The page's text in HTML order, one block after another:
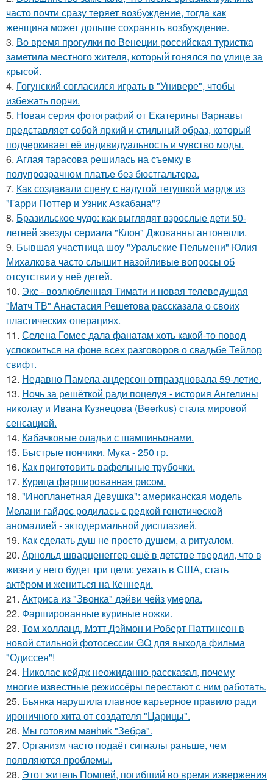
часто почти сразу теряет возбуждение, тогда как
женщина может дольше сохранять возбуждение.
3. Во время прогулки по Венеции российская туристка
заметила местного жителя, который гонялся по улице за
крысой.
4. Гогунский согласился играть в "Универе", чтобы
избежать порчи.
5. Новая серия фотографий от Екатерины Варнавы
представляет собой яркий и стильный образ, который
подчеркивает её индивидуальность и чувство моды.
6. Аглая тарасова решилась на съемку в
полупрозрачном платье без бюстгальтера.
7. Как создавали сцену с надутой тетушкой мардж из
"Гарри Поттер и Узник Азкабана"?
8. Бразильское чудо: как выглядят взрослые дети 50-
летней звезды сериала "Клон" Джованны антонелли.
9. Бывшая участница шоу "Уральские Пельмени" Юлия
Михалкова часто слышит назойливые вопросы об
отсутствии у неё детей.
10. Экс - возлюбленная Тимати и новая телеведущая
"Матч ТВ" Анастасия Решетова рассказала о своих
пластических операциях.
11. Селена Гомес дала фанатам хоть какой-то повод
успокоиться на фоне всех разговоров о свадьбе Тейлор
свифт.
12. Недавно Памела андерсон отпраздновала 59-летие.
13. Ночь за решёткой ради поцелуя - история Ангелины
николау и Ивана Кузнецова (Beerkus) стала мировой
сенсацией.
14. Кабачковые оладьи с шампиньонами.
15. Быстрые пончики. Мука - 250 гр.
16. Как приготовить вафельные трубочки.
17. Курица фаршированная рисом.
18. "Инопланетная Девушка": американская модель
Мелани гайдос родилась с редкой генетической
аномалией - эктодермальной дисплазией.
19. Как сделать душ не просто душем, а ритуалом.
20. Арнольд шварценеггер ещё в детстве твердил, что в
жизни у него будет три цели: уехать в США, стать
актёром и жениться на Кеннеди.
21. Актриса из "Звонка" дэйви чейз умерла.
22. Фаршированные куриные ножки.
23. Том холланд, Мэтт Дэймон и Роберт Паттинсон в
новой стильной фотосессии GQ для выхода фильма
"Одиссея"!
24. Николас кейдж неожиданно рассказал, почему
многие известные режиссёры перестают с ним работать.
25. Бьянка нарушила главное карьерное правило ради
ироничного хита от создателя "Царицы".
26. Мы готовим мaнhиk "Зeбpa".
27. Организм часто подаёт сигналы раньше, чем
появляются проблемы.
28. Этот житель Помпей, погибший во время извержения